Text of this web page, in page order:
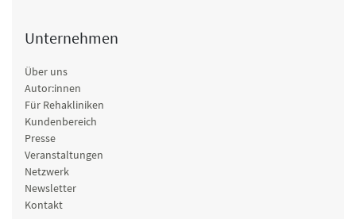
Unternehmen
Über uns
Autor:innen
Für Rehakliniken
Kundenbereich
Presse
Veranstaltungen
Netzwerk
Newsletter
Kontakt